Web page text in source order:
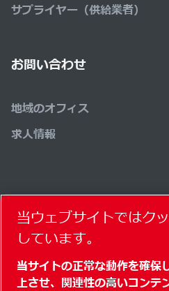
サプライヤー（供給業者）
お問い合わせ
地域のオフィス
求人情報
コンタクト
当ウェブサイトではク
しています。
当サイトの正常な動作を確保
上させ、関連性の高いコンテ